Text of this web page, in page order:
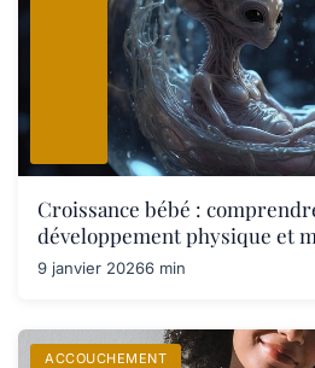
Croissance bébé :
développement physique et
9 janvier 20266 min
ACCOUCHEMENT